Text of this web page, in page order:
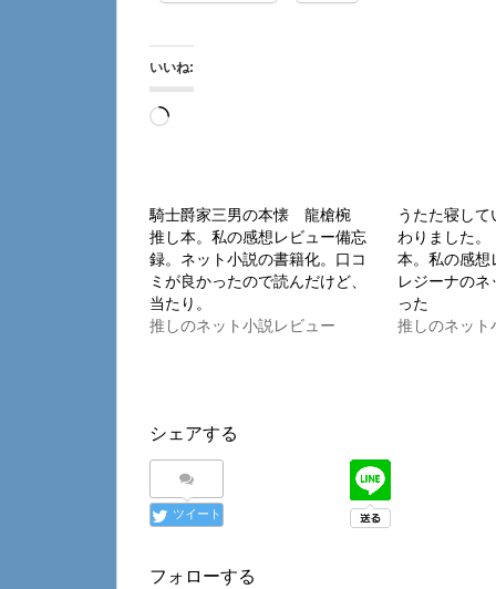
いいね:
読
み
中…
騎士爵家三男の本懐 龍槍椀
推し本。私の感想レビュー備忘
録。ネット小説の書籍化。口コ
ミが良かったので読んだけど、
当たり。
推しのネット小説レビュー
うたた寝し
わりました
本。私の感想
レジーナの
った
推しのネット
シェアする
ツイート
フォローする